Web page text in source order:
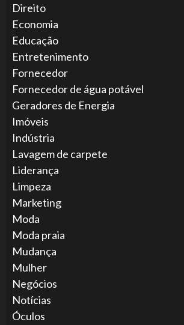
Direito
Economia
Educação
Entretenimento
Fornecedor
Fornecedor de água potável
Geradores de Energia
Imóveis
Indústria
Lavagem de carpete
Liderança
Limpeza
Marketing
Moda
Moda praia
Mudança
Mulher
Negócios
Notícias
Óculos